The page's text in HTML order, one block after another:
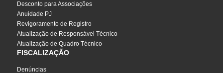
Desconto para Associações
Anuidade PJ
Revigoramento de Registro
Atualização de Responsável Técnico
Atualização de Quadro Técnico
FISCALIZAÇÃO
Denúncias